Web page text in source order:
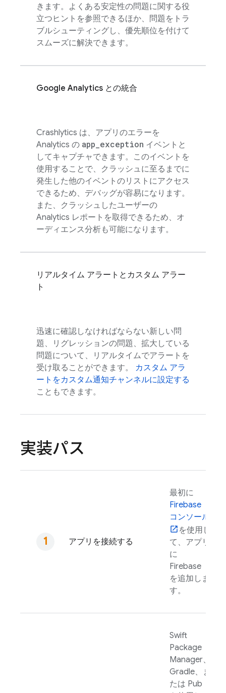
きます。よくある安定性の問題に関する役
立つヒントを参照できるほか、問題をトラ
ブルシューティングし、優先順位を付けて
スムーズに解決できます。
Google Analytics との統合
Crashlytics は、アプリのエラーを
Analytics の app exception イベントと
してキャプチャできます。このイベントを
使用することで、クラッシュに至るまでに
発生した他のイベントのリストにアクセス
できるため、デバッグが容易になります。
また、クラッシュしたユーザーの
Analytics レポートを取得できるため、オ
ーディエンス分析も可能になります。
リアルタイム アラートとカスタム アラー
ト
迅速に確認しなければならない新しい問
題、リグレッションの問題、拡大している
問題について、リアルタイムでアラートを
受け取ることができます。 カスタム アラ
ートをカスタム通知チャンネルに設定する
こともできます。
実装パス
アプリを接続する
最初に
Firebase
コンソール
を使用し
て、アプリ
に
Firebase
を追加しま
す。
Swift
Package
Manager、
Gradle、ま
たは Pub